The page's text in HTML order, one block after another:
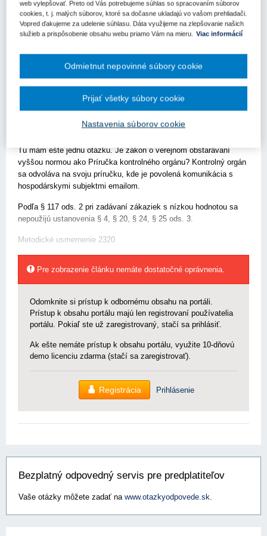
o verejnom obstarávaní“).
Vo svojej žiadosti uvádzate, že Vám boli zrušené dve zákazky s
realizovali zákazku s nízkou hodnotou cez informačný systém.
Zároveň uvádzate, že Vám bolo odporučené, aby ste oslovili troch
dodávateľov a vyhodnotiť verejné obstarávanie.
elektronickú komunikáciu pri zákazke s nízkou hodnotou
Tu mám ešte jednu otázku. Je zákon o verejnom obstarávaní
vyššou normou ako Príručka kontrolného orgánu? Kontrolný orgán
sa odvoláva na svoju príručku, kde je povolená komunikácia s
hospodárskymi subjektmi emailom.
Podľa § 117 ods. 2 pri zadávaní zákaziek s nízkou hodnotou sa
nepoužijú ustanovenia § 4, § 20, § 24, § 25 ods. 3.
Metodické usmernenie 2320
Pre zobrazenie článku nemáte dostatočné oprávnenia.
Odomknite si prístup k odbornému obsahu na portáli.
Prístup k obsahu portálu majú len registrovaní používatelia
portálu. Pokiaľ ste už zaregistrovaný, stačí sa prihlásiť.
Ak ešte nemáte prístup k obsahu portálu, využite 10-dňovú
demo licenciu zdarma (stačí sa zaregistrovať).
Registrácia Prihlásenie
Bezplatný odpovedný servis pre predplatiteľov
Vaše otázky môžete zadať na www.otazkyodpovede.sk.
web vylepšovať. Preto od Vás potrebujeme súhlas so spracovaním súborov
cookies, t. j. malých súborov, ktoré sa dočasne ukladajú vo vašom prehliadači.
Vopred ďakujeme za udelenie súhlasu. Dáta využijeme na zlepšovanie našich
služieb a prispôsobenie obsahu webu priamo Vám na mieru. Viac informácií
Nastavenia súborov cookie
Odmietnut nepovinné súbory cookie
Prijať všetky súbory cookie